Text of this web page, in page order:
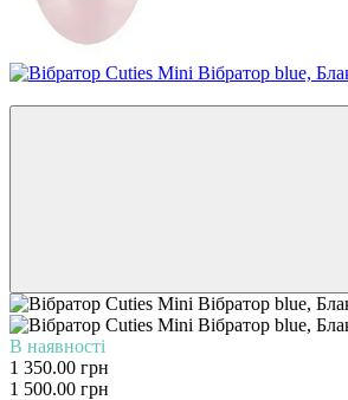
В наявності
1 350.00 грн
1 500.00 грн